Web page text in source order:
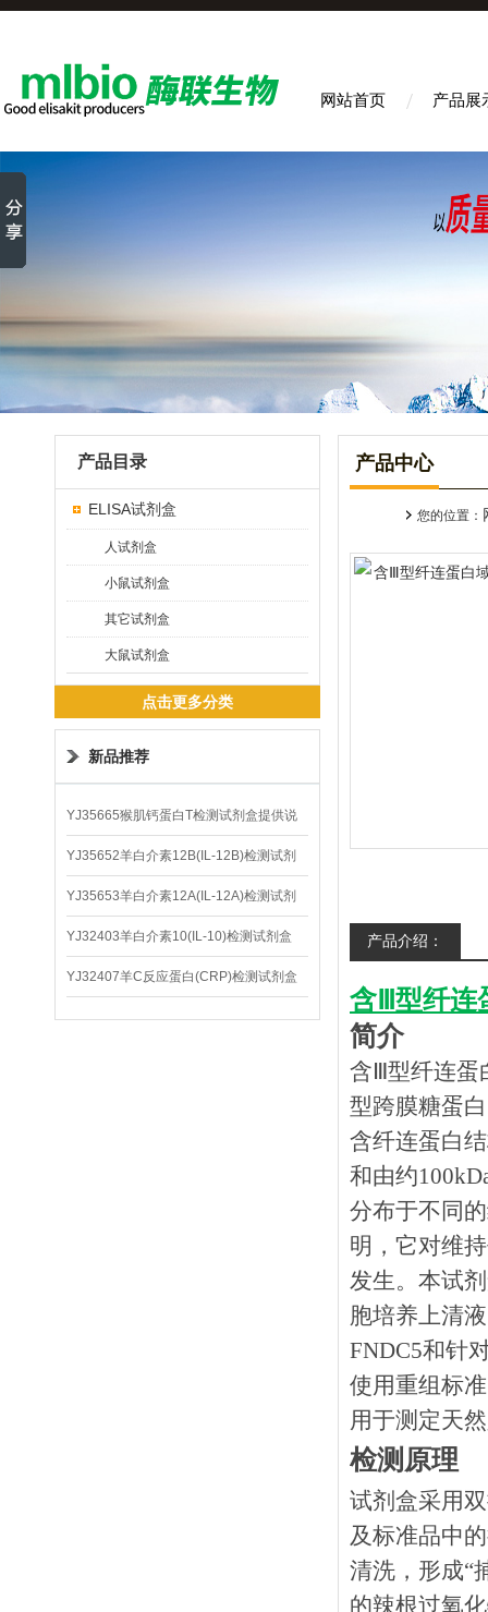
网站首页 产品展
产品目录
ELISA试剂盒
人试剂盒
小鼠试剂盒
其它试剂盒
大鼠试剂盒
点击更多分类
新品推荐
YJ35665猴肌钙蛋白T检测试剂盒提供说
明书
YJ35652羊白介素12B(IL-12B)检测试剂
盒
YJ35653羊白介素12A(IL-12A)检测试剂
盒
YJ32403羊白介素10(IL-10)检测试剂盒
YJ32407羊C反应蛋白(CRP)检测试剂盒
产品中心
您的位置：
产品介绍：
含Ⅲ型纤连
简介
含Ⅲ型纤连蛋
型跨膜糖蛋
含纤连蛋白
和由约
分布于不同
明，它对维
发生。本试
胞培养上清
FNDC5和针
使用重组标
用于测定天
检测原理
试剂盒采用
及标准品中
清洗，形成“
的辣根过氧